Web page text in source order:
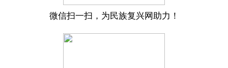
微信扫一扫，为民族复兴网助力！